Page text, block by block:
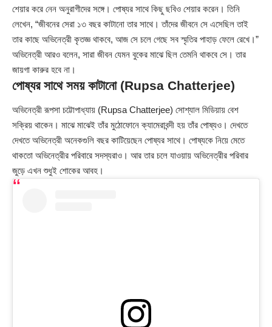
শেয়ার করে নেন অনুরাগীদের সঙ্গে। পোষ্যর সাথে কিছু ছবিও শেয়ার করেন। তিনি
লেখেন, “জীবনের সেরা ১৩ বছর কাটানো তার সাথে। তাঁদের জীবনে সে এসেছিল তাই
তার কাছে অভিনেত্রী কৃতজ্ঞ থাকবে, আজ সে চলে গেছে সব স্মৃতির পাহাড় ফেলে রেখে।”
অভিনেত্রী আরও বলেন, সারা জীবন যেমন বুকের মাঝে ছিল তেমনি থাকবে সে। তার
জায়গা কারুর হবে না।
পোষ্যর সাথে সময় কাটানো (Rupsa Chatterjee)
অভিনেত্রী রূপসা চট্টোপাধ্যায় (Rupsa Chatterjee) সোশ্যাল মিডিয়ায় বেশ
সক্রিয় থাকেন। মাঝে মাঝেই তাঁর মুঠোফোনে ক্যামেরাবন্দী হয় তাঁর পোষ্যও। দেখতে
দেখতে অভিনেত্রী অনেকগুলি বছর কাটিয়েছেন পোষ্যর সাথে। পোষ্যকে নিয়ে মেতে
থাকতো অভিনেত্রীর পরিবারে সদস্যরাও। আর তার চলে যাওয়ায় অভিনেত্রীর পরিবার
জুড়ে এখন শুধুই শোকের আবহ।